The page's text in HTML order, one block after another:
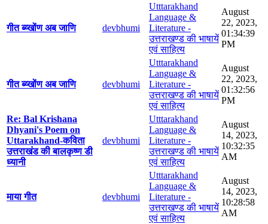
गीत ब्य्खोंण अब जाणि devbhumi
Utttarakhand
Language &
Literature -
उत्तराखण्ड की भाषायें
एवं साहित्य
August
22, 2023,
01:34:39
PM
गीत ब्य्खोंण अब जाणि devbhumi
Utttarakhand
Language &
Literature -
उत्तराखण्ड की भाषायें
एवं साहित्य
August
22, 2023,
01:32:56
PM
Re: Bal Krishana
Dhyani's Poem on
Uttarakhand-कविता
उत्तराखंड की बालकृष्ण डी
ध्यानी
devbhumi
Utttarakhand
Language &
Literature -
उत्तराखण्ड की भाषायें
एवं साहित्य
August
14, 2023,
10:32:35
AM
माया गीत devbhumi
Utttarakhand
Language &
Literature -
उत्तराखण्ड की भाषायें
एवं साहित्य
August
14, 2023,
10:28:58
AM